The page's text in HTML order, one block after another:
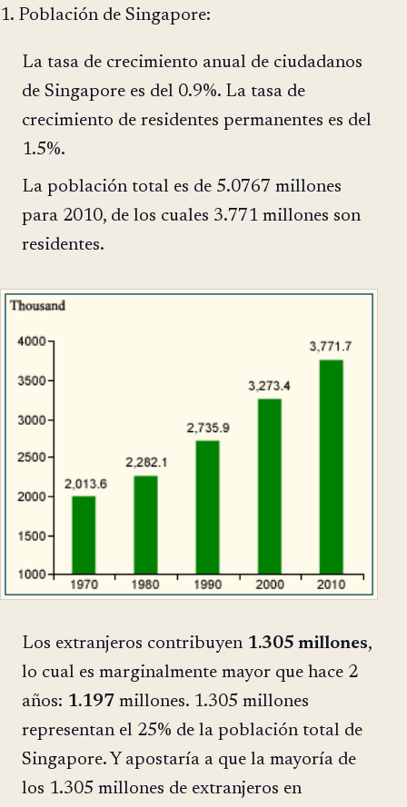
1. Población de Singapore:
La tasa de crecimiento anual de ciudadanos
de Singapore es del 0.9%. La tasa de
crecimiento de residentes permanentes es del
1.5%.
La población total es de 5.0767 millones
para 2010, de los cuales 3.771 millones son
residentes.
Los extranjeros contribuyen 1.305 millones,
lo cual es marginalmente mayor que hace 2
años: 1.197 millones. 1.305 millones
representan el 25% de la población total de
Singapore. Y apostaría a que la mayoría de
los 1.305 millones de extranjeros en